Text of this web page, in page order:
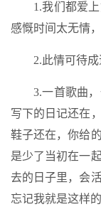
1.我们都爱
感慨时间太无情
2.此情可待
3.一首歌曲
写下的日记还在
鞋子还在，你给
是少了当初在一
去的日子里，会
忘记我就是这样的